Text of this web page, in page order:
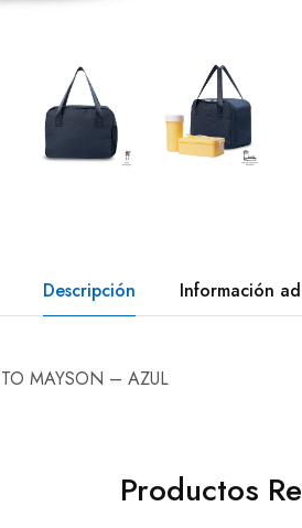
Descripción Información
MAYSON – AZUL
Productos